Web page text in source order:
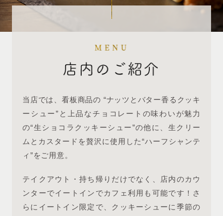
当店では、看板商品の “ナッツとバター香るクッキ
ーシュー”と上品なチョコレートの味わいが魅力
の“生ショコラクッキーシュー”の他に、生クリー
ムとカスタードを贅沢に使用した“ハーフシャンテ
ィ”をご用意。
テイクアウト・持ち帰りだけでなく、店内のカウ
ンターでイートインでカフェ利用も可能です！さ
らにイートイン限定で、クッキーシューに季節の